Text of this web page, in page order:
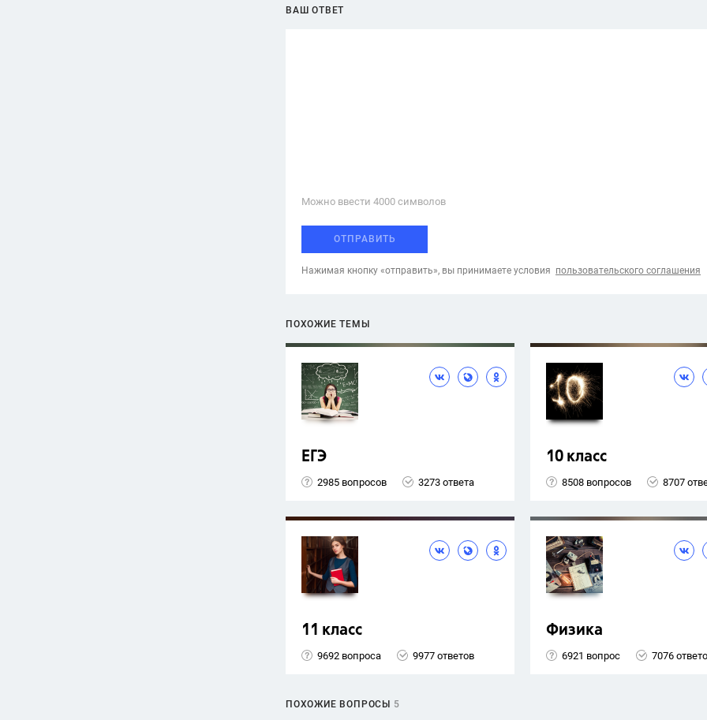
ВАШ ОТВЕТ
Можно ввести 4000 cимволов
ОТПРАВИТЬ
Нажимая кнопку «отправить», вы принимаете условия пользовательского соглашения
ПОХОЖИЕ ТЕМЫ
ЕГЭ
2985 вопросов 3273 ответа
10 класс
8508 вопросов 8707
11 класс
9692 вопроса 9977 ответов
Физика
6921 вопрос 7076
ПОХОЖИЕ ВОПРОСЫ 5